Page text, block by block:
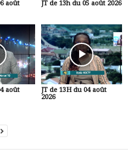
août
JT de 13h du 05 août 2026
août
JT de 13H du 04 août
2026